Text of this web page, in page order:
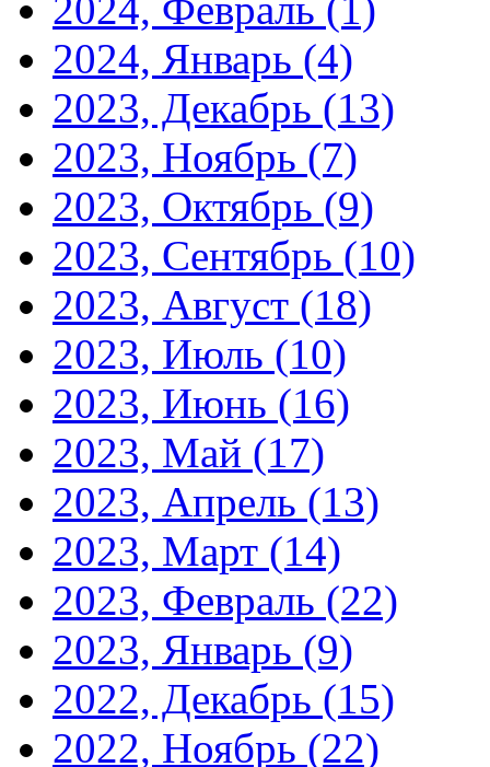
2024, Январь (4)
2023, Декабрь (13)
2023, Ноябрь (7)
2023, Октябрь (9)
2023, Сентябрь (10)
2023, Август (18)
2023, Июль (10)
2023, Июнь (16)
2023, Май (17)
2023, Апрель (13)
2023, Март (14)
2023, Февраль (22)
2023, Январь (9)
2022, Декабрь (15)
2022, Ноябрь (22)